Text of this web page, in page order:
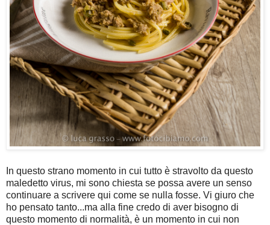
In questo strano momento in cui tutto è stravolto da questo
maledetto virus, mi sono chiesta se possa avere un senso
continuare a scrivere qui come se nulla fosse. Vi giuro che
ho pensato tanto...ma alla fine credo di aver bisogno di
questo momento di normalità, è un momento in cui non